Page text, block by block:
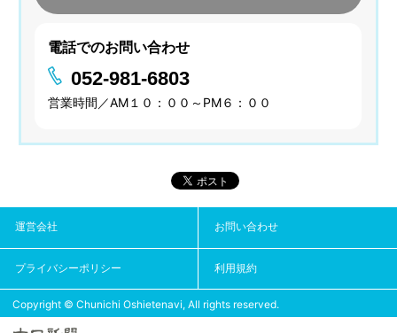
電話でのお問い合わせ
052-981-6803
営業時間／AM１０：００～PM６：００
運営会社 お問い合わせ
プライバシーポリシー 利用規約
Copyright © Chunichi Oshietenavi, All rights reserved.